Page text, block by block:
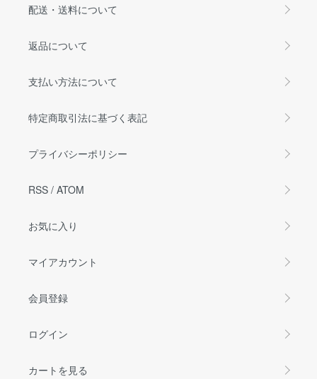
配送・送料について
返品について
支払い方法について
特定商取引法に基づく表記
プライバシーポリシー
RSS / ATOM
お気に入り
マイアカウント
会員登録
ログイン
カートを見る